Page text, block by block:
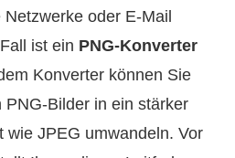
oder E‑Mail
ist ein PNG‑Konverter
Konverter können Sie
in ein stärker
wie JPEG umwandeln. Vor